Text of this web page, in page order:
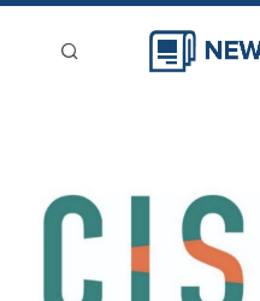
登入